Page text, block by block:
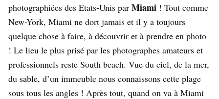
photographiées des Etats-Unis par Miami ! Tout comme
New-York, Miami ne dort jamais et il y a toujours
quelque chose à faire, à découvrir et à prendre en photo
! Le lieu le plus prisé par les photographes amateurs et
professionnels reste South beach. Vue du ciel, de la mer,
du sable, d’un immeuble nous connaissons cette plage
sous tous les angles ! Après tout, quand on va à Miami